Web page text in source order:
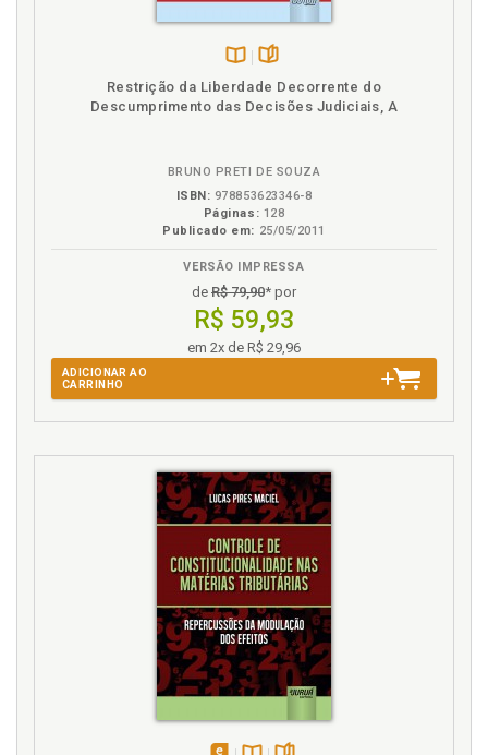
Resolucionees judiciales. Complemento de
sentencias y autos: incongruencia omisiva, p. 19
Resolucionees judiciales. Cómputo del término para
la interposición del recurso de apelación en los
supuestos de solicitud de aclaración, corrección o
Resolucionees judiciales. Planteamiento general de
Disponível
páginas
Restrição da Liberdade Decorrente do
Descumprimento das Decisões Judiciais, A
BRUNO PRETI DE SOUZA
ISBN: 978853623346-8
Páginas: 128
Publicado em: 25/05/2011
VERSÃO IMPRESSA
de R$ 79,90* por
R$ 59,93
em 2x de R$ 29,96
ADICIONAR AO
CARRINHO